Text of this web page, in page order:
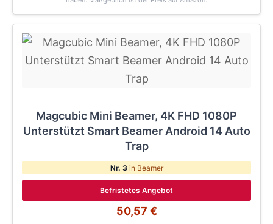
Magcubic Mini Beamer, 4K FHD 1080P
Unterstützt Smart Beamer Android 14 Auto
Trap
Nr. 3in Beamer
Befristetes Angebot
50,57 €